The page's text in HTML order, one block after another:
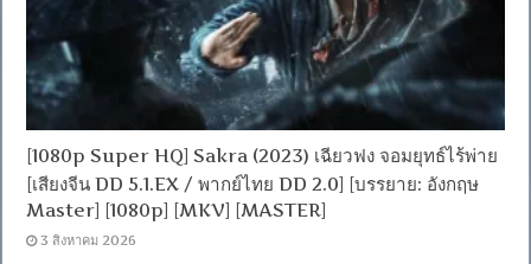
[1080p Super HQ] Sakra (2023) เฉียวฟง จอมยุทธ์ไร้พ่าย
[เสียงจีน DD 5.1.EX / พากย์ไทย DD 2.0] [บรรยาย: อังกฤษ
Master] [1080p] [MKV] [MASTER]
3 สิงหาคม 2026